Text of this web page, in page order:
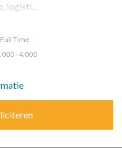
logisti...
Full Time
- 4.000